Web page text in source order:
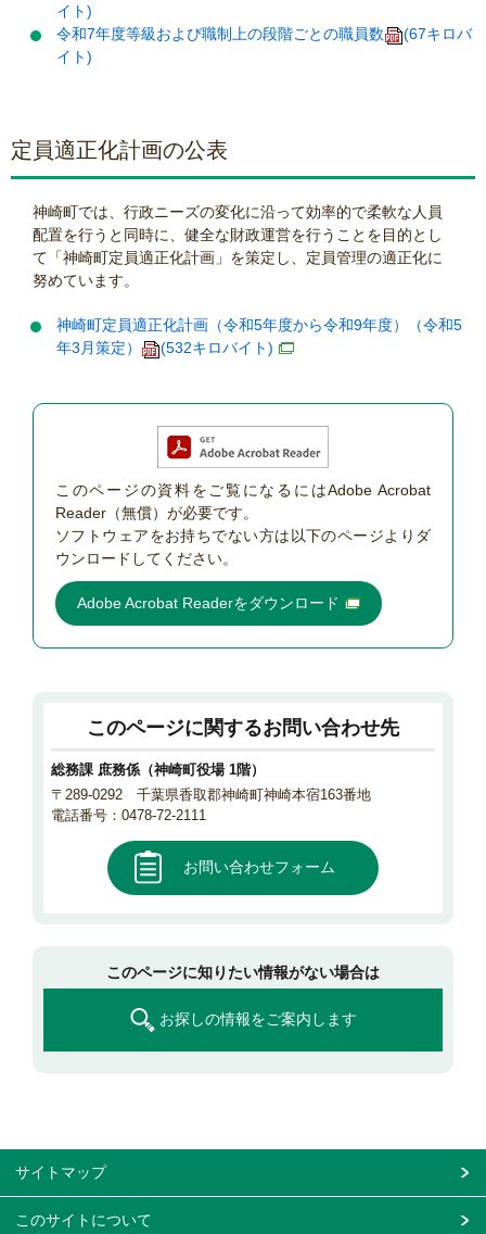
イト)
令和7年度等級および職制上の段階ごとの職員数
(67キロバ
イト)
定員適正化計画の公表
神崎町では、行政ニーズの変化に沿って効率的で柔軟な人員
配置を行うと同時に、健全な財政運営を行うことを目的とし
て「神崎町定員適正化計画」を策定し、定員管理の適正化に
努めています。
神崎町定員適正化計画（令和5年度から令和9年度）（令和5
年3月策定）
(532キロバイト)
このページの資料をご覧になるにはAdobe Acrobat
Reader（無償）が必要です。
ソフトウェアをお持ちでない方は以下のページよりダ
ウンロードしてください。
Adobe Acrobat Readerをダウンロード
このページに関するお問い合わせ先
総務課 庶務係（神崎町役場 1階）
〒289-0292 千葉県香取郡神崎町神崎本宿163番地
電話番号：0478-72-2111
お問い合わせフォーム
このページに知りたい情報がない場合は
お探しの情報をご案内します
サイトマップ
このサイトについて